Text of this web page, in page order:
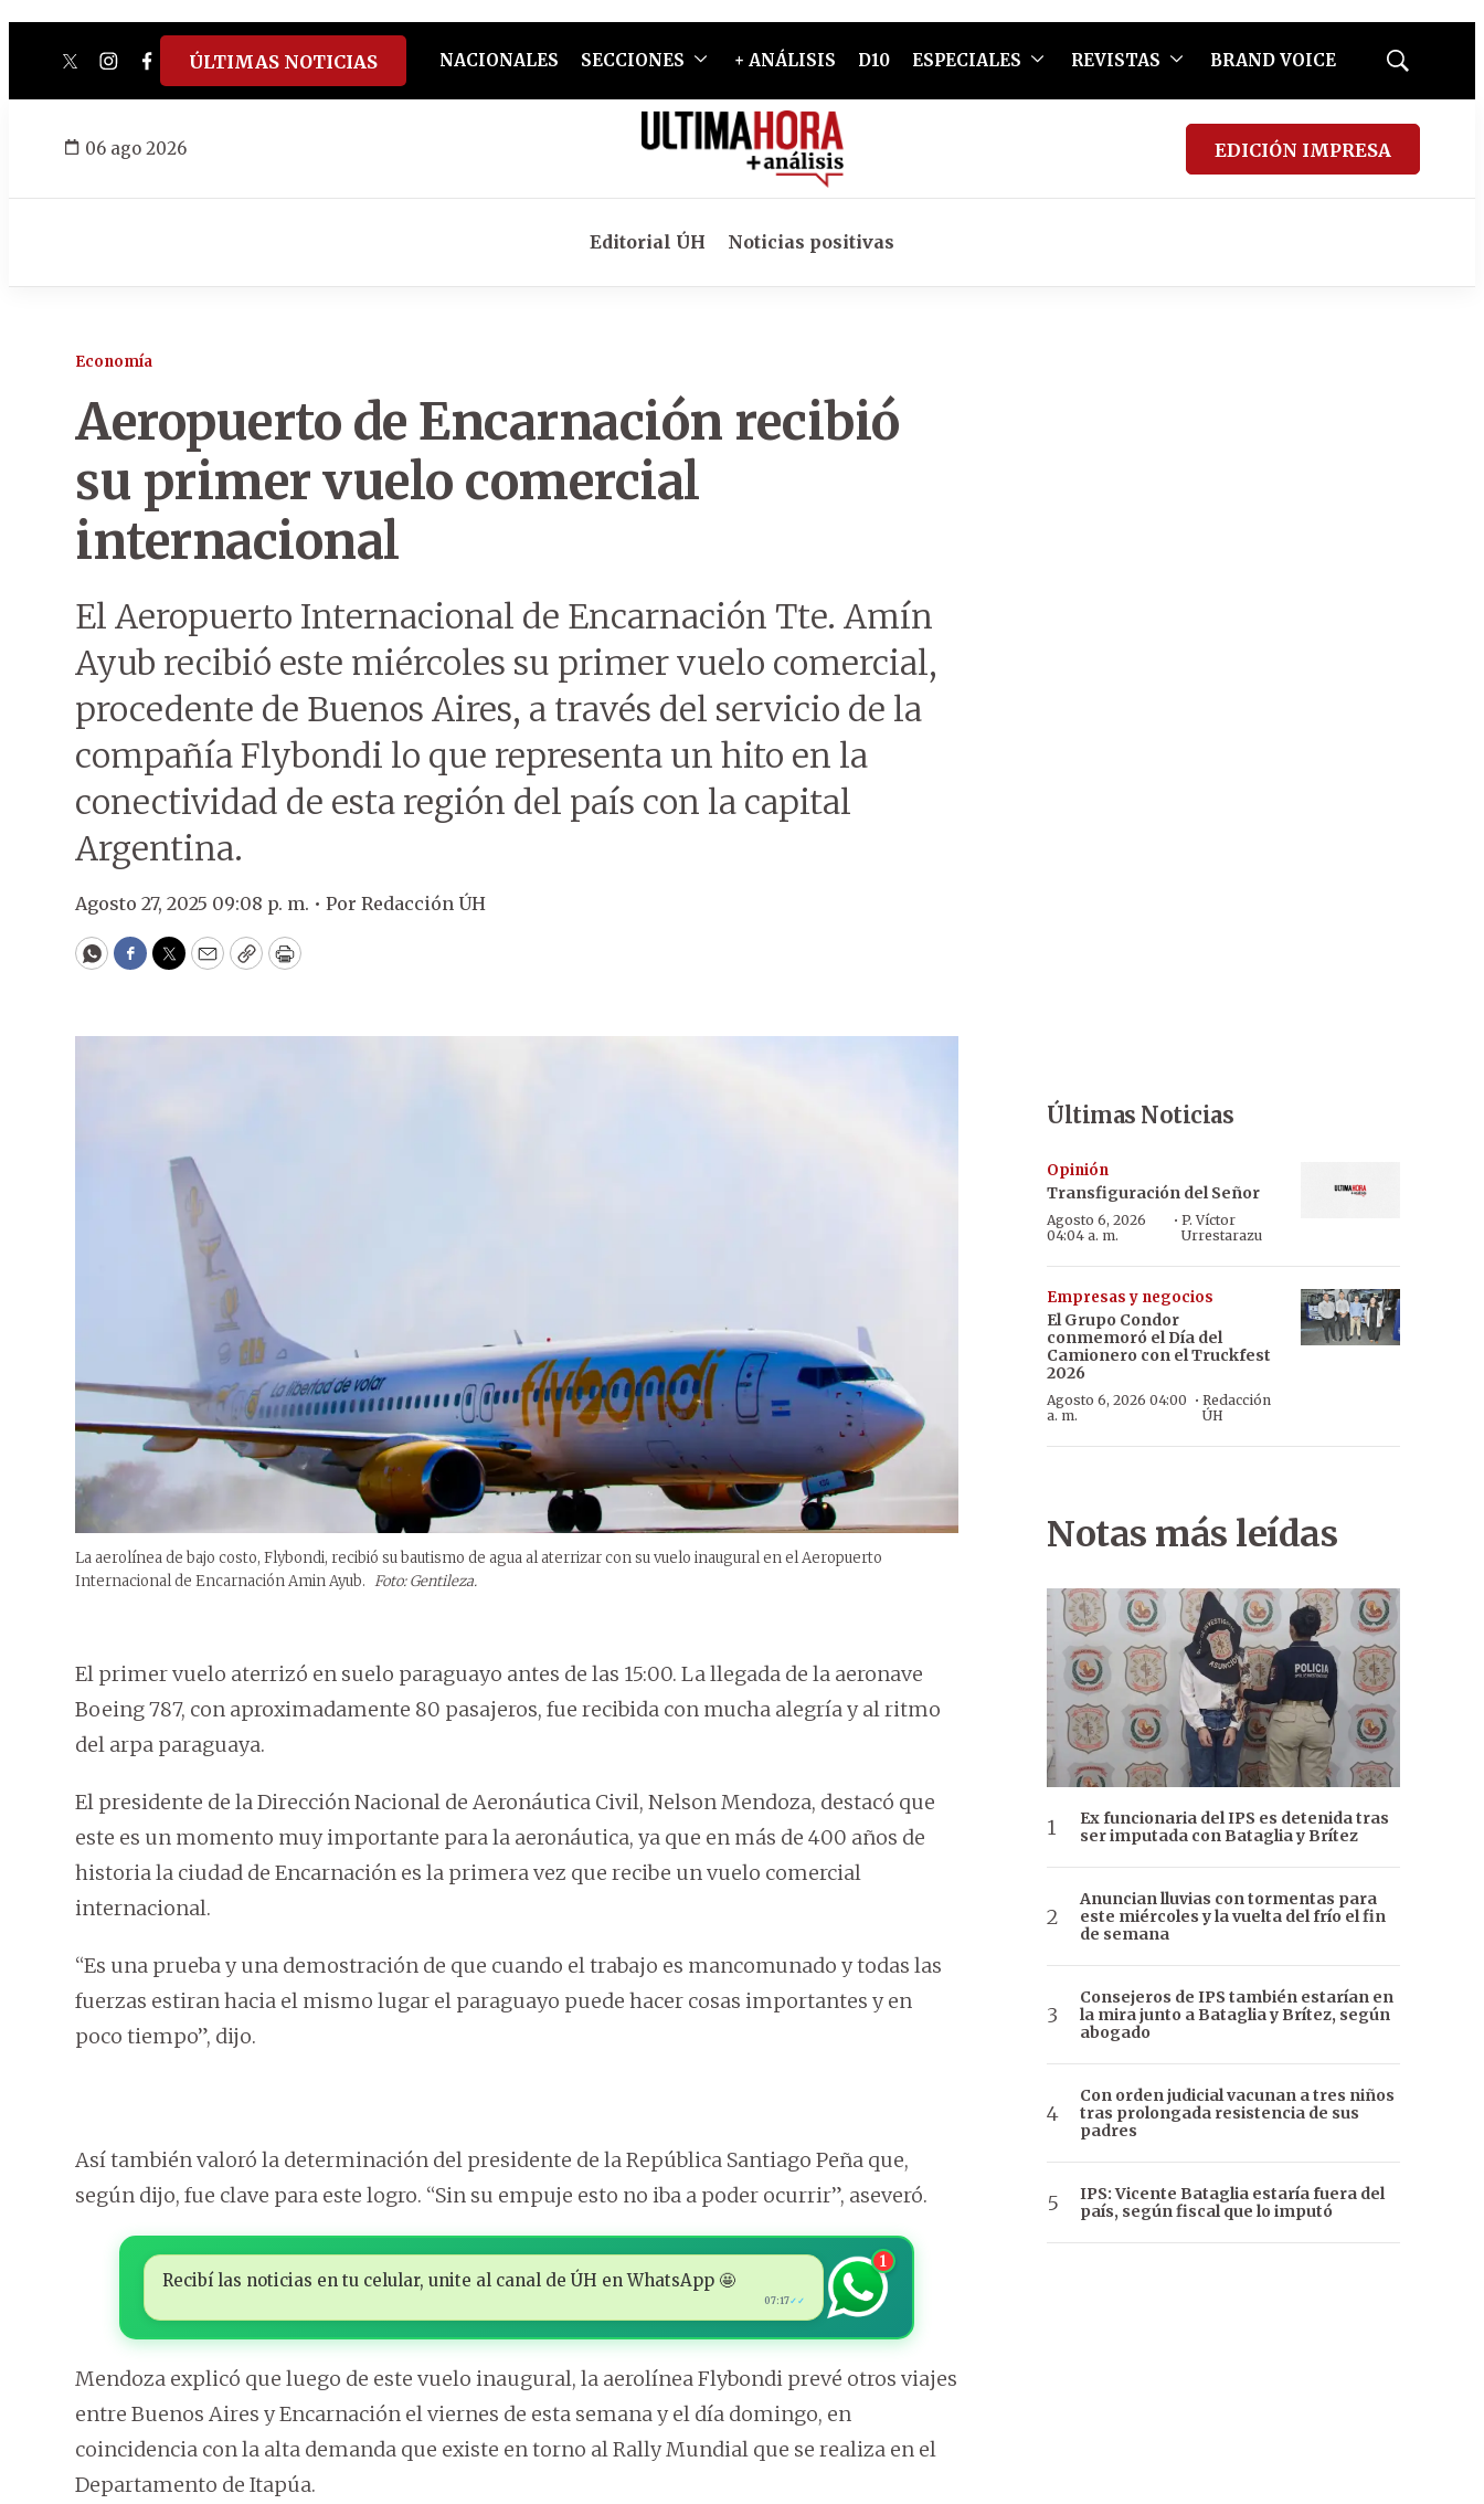
twitterinstagram
facebook
tiktokyoutube
spotify
ÚLTIMAS NOTICIAS NACIONALES SECCIONES + ANÁLISIS D10 ESPECIALES REVISTAS BRAND VOICE
Mostrar
06 ago 2026 EDICIÓN IMPRESA
Editorial ÚH Noticias positivas
Economía
Aeropuerto de Encarnación recibió
su primer vuelo comercial
internacional
El Aeropuerto Internacional de Encarnación Tte. Amín
Ayub recibió este miércoles su primer vuelo comercial,
procedente de Buenos Aires, a través del servicio de la
compañía Flybondi lo que representa un hito en la
conectividad de esta región del país con la capital
Argentina.
Agosto 27, 2025 09:08 p. m. • Por Redacción ÚH
WhatsApp
Facebook
Twitter
EmailCopyPrint
La aerolínea de bajo costo, Flybondi, recibió su bautismo de agua al aterrizar con su vuelo inaugural en el Aeropuerto
Internacional de Encarnación Amin Ayub. Foto: Gentileza.
El primer vuelo aterrizó en suelo paraguayo antes de las 15:00. La llegada de la aeronave
Boeing 787, con aproximadamente 80 pasajeros, fue recibida con mucha alegría y al ritmo
del arpa paraguaya.
El presidente de la Dirección Nacional de Aeronáutica Civil, Nelson Mendoza, destacó que
este es un momento muy importante para la aeronáutica, ya que en más de 400 años de
historia la ciudad de Encarnación es la primera vez que recibe un vuelo comercial
internacional.
“Es una prueba y una demostración de que cuando el trabajo es mancomunado y todas las
fuerzas estiran hacia el mismo lugar el paraguayo puede hacer cosas importantes y en
poco tiempo”, dijo.
Así también valoró la determinación del presidente de la República Santiago Peña que,
según dijo, fue clave para este logro. “Sin su empuje esto no iba a poder ocurrir”, aseveró.
Recibí las noticias en tu celular, unite al canal de ÚH en WhatsApp 🤩
07:17✓✓
1
Mendoza explicó que luego de este vuelo inaugural, la aerolínea Flybondi prevé otros viajes
entre Buenos Aires y Encarnación el viernes de esta semana y el día domingo, en
coincidencia con la alta demanda que existe en torno al Rally Mundial que se realiza en el
Departamento de Itapúa.
Últimas Noticias
Opinión
Transfiguración del Señor
Agosto 6, 2026
04:04 a. m.
· P. Víctor
Urrestarazu
Empresas y negocios
El Grupo Condor
conmemoró el Día del
Camionero con el Truckfest
2026
Agosto 6, 2026 04:00
a. m.
· Redacción
ÚH
Notas más leídas
Ex funcionaria del IPS es detenida tras
ser imputada con Bataglia y Brítez
Anuncian lluvias con tormentas para
este miércoles y la vuelta del frío el fin
de semana
Consejeros de IPS también estarían en
la mira junto a Bataglia y Brítez, según
abogado
Con orden judicial vacunan a tres niños
tras prolongada resistencia de sus
padres
IPS: Vicente Bataglia estaría fuera del
país, según fiscal que lo imputó